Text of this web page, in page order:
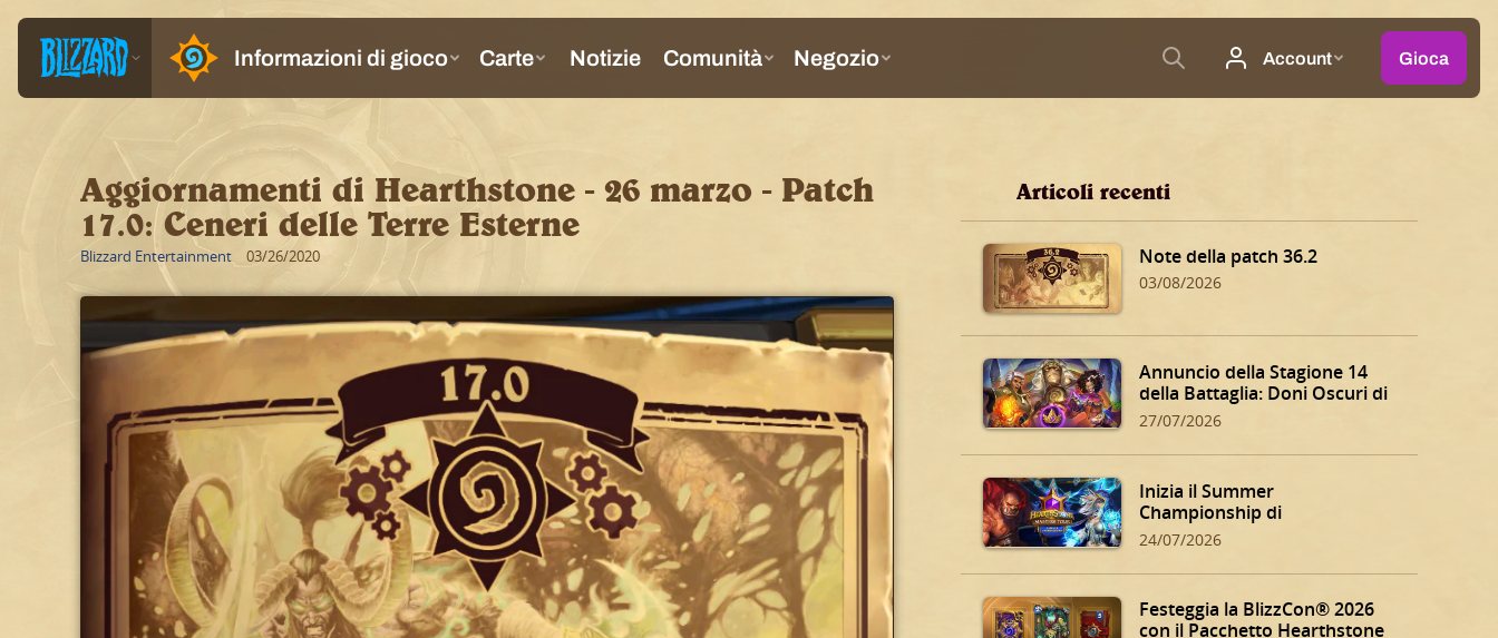
Aggiornamenti di Hearthstone - 26 marzo - Patch
17.0: Ceneri delle Terre Esterne
Blizzard Entertainment 03/26/2020
Articoli recenti
Note della patch 36.2
03/08/2026
Annuncio della Stagione 14
della Battaglia: Doni Oscuri di
Dalaran!
27/07/2026
Inizia il Summer
Championship di
Hearthstone!
24/07/2026
Festeggia la BlizzCon® 2026
con il Pacchetto Hearthstone